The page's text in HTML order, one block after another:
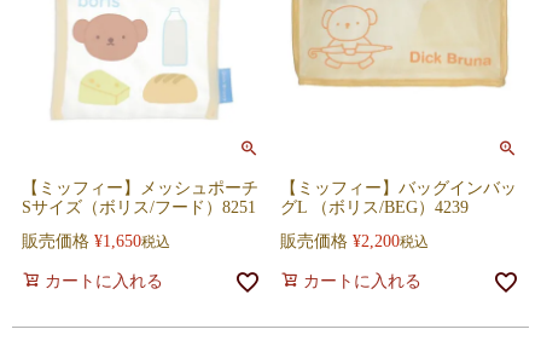
【ミッフィー】メッシュポーチ
Sサイズ（ボリス/フード）8251
販売価格 ¥1,650税込
カートに入れる
【ミッフィー】バッグインバッ
グL （ボリス/BEG）4239
販売価格 ¥2,200税込
カートに入れる